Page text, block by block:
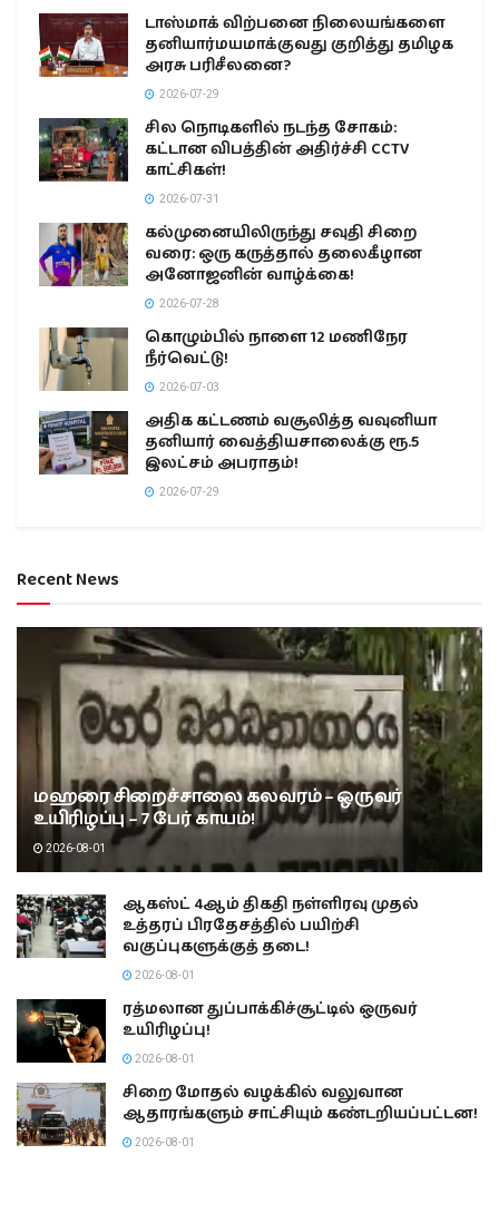
டாஸ்மாக் விற்பனை நிலையங்களை
தனியார்மயமாக்குவது குறித்து தமிழக
அரசு பரிசீலனை?
2026-07-29
சில நொடிகளில் நடந்த சோகம்:
கட்டான விபத்தின் அதிர்ச்சி CCTV
காட்சிகள்!
2026-07-31
கல்முனையிலிருந்து சவுதி சிறை
வரை: ஒரு கருத்தால் தலைகீழான
அனோஜனின் வாழ்க்கை!
2026-07-28
கொழும்பில் நாளை 12 மணிநேர
நீர்வெட்டு!
2026-07-03
அதிக கட்டணம் வசூலித்த வவுனியா
தனியார் வைத்தியசாலைக்கு ரூ.5
இலட்சம் அபராதம்!
2026-07-29
Recent News
மஹரை சிறைச்சாலை கலவரம் – ஒருவர்
உயிரிழப்பு – 7 பேர் காயம்!
2026-08-01
ஆகஸ்ட் 4ஆம் திகதி நள்ளிரவு முதல்
உத்தரப் பிரதேசத்தில் பயிற்சி
வகுப்புகளுக்குத் தடை!
2026-08-01
ரத்மலான துப்பாக்கிச்சூட்டில் ஒருவர்
உயிரிழப்பு!
2026-08-01
சிறை மோதல் வழக்கில் வலுவான
ஆதாரங்களும் சாட்சியும் கண்டறியப்பட்டன!
2026-08-01